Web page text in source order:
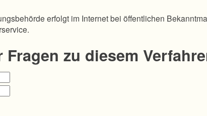
erfolgt im Internet bei öffentlichen
zu diesem